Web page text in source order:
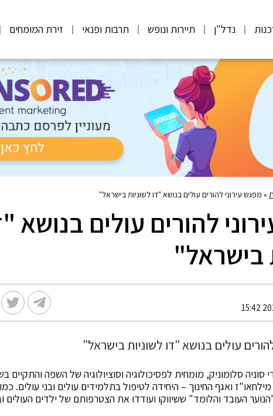
נדל"ן תיירות ונופש תרבות ופנאי זירת המומחים
» מפגש עירוני להורים עולים בנושא "דו לשוניות בישראל"
להורים עולים בנושא
בישראל"
סוניה סלומוניק, מומחית לפסיכולוגיה וסוציולוגיה של השפה והתקיים
ואגף החינוך – היחידה לטיפול בתלמידים עולים ובני עולים.
העובד והלומד" ששיווקו ועודדו את הצטרפותם של ילדים העולים